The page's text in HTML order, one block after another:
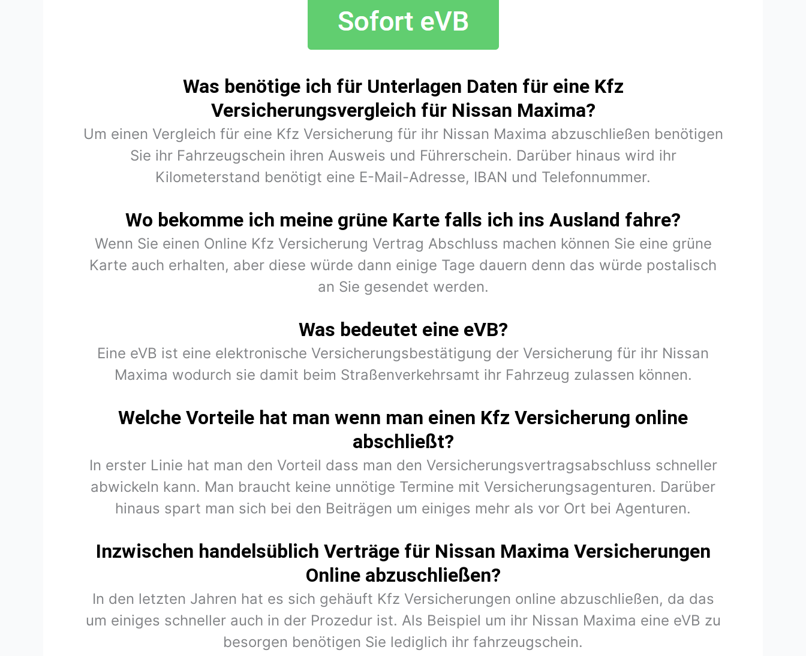
Was benötige ich für Unterlagen Daten für eine Kfz
Versicherungsvergleich für Nissan Maxima?
Um einen Vergleich für eine Kfz Versicherung für ihr Nissan Maxima abzuschließen benötigen
Sie ihr Fahrzeugschein ihren Ausweis und Führerschein. Darüber hinaus wird ihr
Kilometerstand benötigt eine E-Mail-Adresse, IBAN und Telefonnummer.
Wo bekomme ich meine grüne Karte falls ich ins Ausland fahre?
Wenn Sie einen Online Kfz Versicherung Vertrag Abschluss machen können Sie eine grüne
Karte auch erhalten, aber diese würde dann einige Tage dauern denn das würde postalisch
an Sie gesendet werden.
Was bedeutet eine eVB?
Eine eVB ist eine elektronische Versicherungsbestätigung der Versicherung für ihr Nissan
Maxima wodurch sie damit beim Straßenverkehrsamt ihr Fahrzeug zulassen können.
Welche Vorteile hat man wenn man einen Kfz Versicherung online
abschließt?
In erster Linie hat man den Vorteil dass man den Versicherungsvertragsabschluss schneller
abwickeln kann. Man braucht keine unnötige Termine mit Versicherungsagenturen. Darüber
hinaus spart man sich bei den Beiträgen um einiges mehr als vor Ort bei Agenturen.
Inzwischen handelsüblich Verträge für Nissan Maxima Versicherungen
Online abzuschließen?
In den letzten Jahren hat es sich gehäuft Kfz Versicherungen online abzuschließen, da das
um einiges schneller auch in der Prozedur ist. Als Beispiel um ihr Nissan Maxima eine eVB zu
besorgen benötigen Sie lediglich ihr fahrzeugschein.